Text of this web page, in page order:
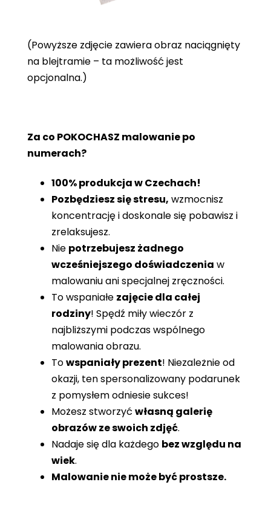
(Powyższe zdjęcie zawiera obraz naciągnięty
na blejtramie – ta możliwość jest
opcjonalna.)
Za co POKOCHASZ malowanie po
numerach?
100% produkcja w Czechach!
Pozbędziesz się stresu, wzmocnisz
koncentrację i doskonale się pobawisz i
zrelaksujesz.
Nie potrzebujesz żadnego
wcześniejszego doświadczenia w
malowaniu ani specjalnej zręczności.
To wspaniałe zajęcie dla całej
rodziny! Spędź miły wieczór z
najbliższymi podczas wspólnego
malowania obrazu.
Towspaniały prezent! Niezależnie od
okazji, ten spersonalizowany podarunek
z pomysłem odniesie sukces!
Możesz stworzyć własną galerię
obrazów ze swoich zdjęć.
Nadaje się dla każdego bez względu na
wiek.
Malowanie nie może być prostsze.